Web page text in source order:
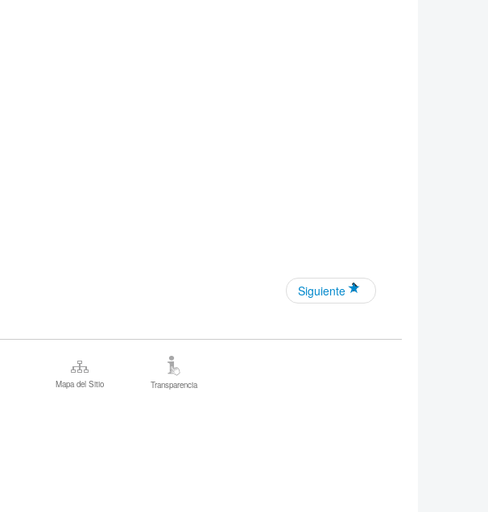
Siguiente
Mapa del Sitio Transparencia